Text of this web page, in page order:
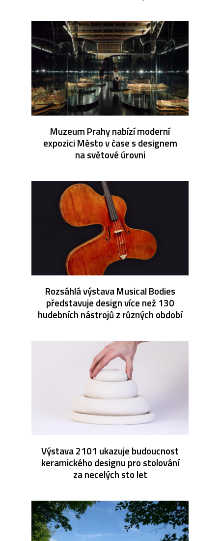
Muzeum Prahy nabízí moderní
expozici Město v čase s designem
na světové úrovni
Rozsáhlá výstava Musical Bodies
představuje design více než 130
hudebních nástrojů z různých období
Výstava 2101 ukazuje budoucnost
keramického designu pro stolování
za necelých sto let